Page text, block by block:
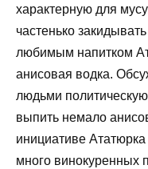
характерную для
частенько
любимым напитком
анисовая водка.
людьми
выпить немало
инициативе
много винокуренных